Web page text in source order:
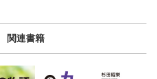
関連書籍